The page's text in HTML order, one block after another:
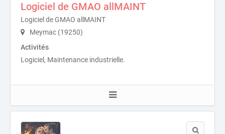
Logiciel de GMAO allMAINT
Logiciel de GMAO allMAINT
Meymac (19250)
Activités
Logiciel, Maintenance industrielle.